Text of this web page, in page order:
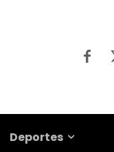
Deportes